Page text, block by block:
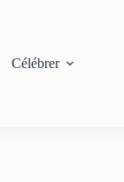
Célébrer